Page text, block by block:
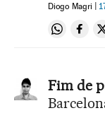
Diogo Magri
Fim de